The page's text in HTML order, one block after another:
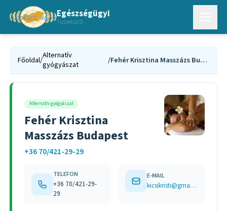
Egészségügyi
TUDAKOZÓ
Főoldal/Alternatív
gyógyászat
/ Fehér Krisztina Masszázs Budapest
Alternatív gyógyászat
Fehér Krisztina
Masszázs Budapest
+36 70/421-29-29
TELEFON
+36 70/421-29-
29
E-MAIL
kicsikristi@gmail.com